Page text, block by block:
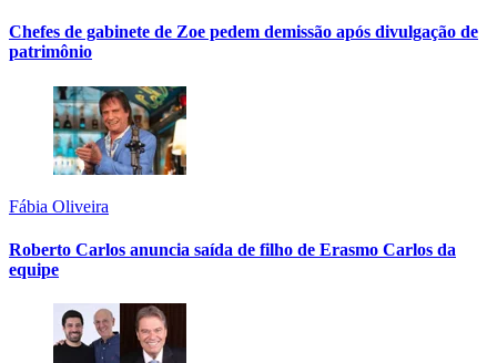
Chefes de gabinete de Zoe pedem demissão após divulgação de
patrimônio
Fábia Oliveira
Roberto Carlos anuncia saída de filho de Erasmo Carlos da
equipe